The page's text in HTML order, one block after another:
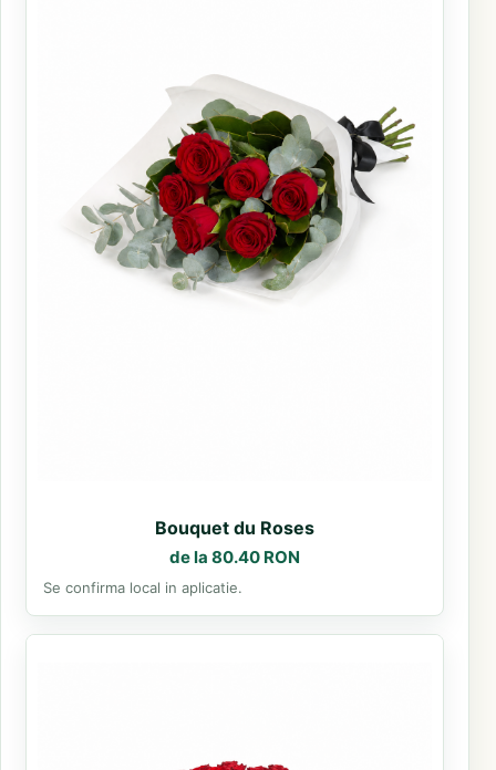
Bouquet du Roses
de la 80.40 RON
Se confirma local in aplicatie.